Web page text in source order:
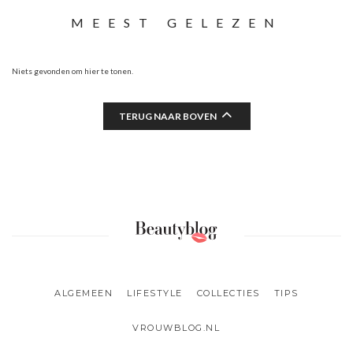
MEEST GELEZEN
Niets gevonden om hier te tonen.
TERUG NAAR BOVEN
ALGEMEEN LIFESTYLE COLLECTIES TIPS
VROUWBLOG.NL